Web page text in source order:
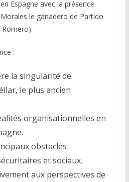
Espagne avec la présence
le ganadero de Partido
Romero).
:
la singularité de
le plus ancien
organisationnelles en
obstacles
et sociaux.
aux perspectives de